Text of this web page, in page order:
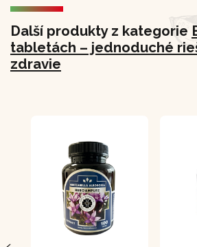
Další produkty z kategorie
tabletách – jednoduché
zdravie